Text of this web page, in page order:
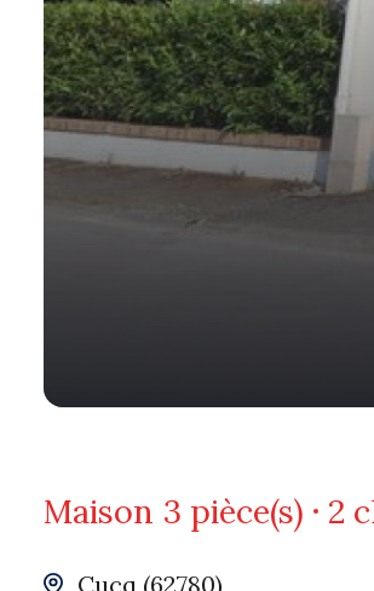
Maison 3 pièce(s) 2
Cucq (62780)